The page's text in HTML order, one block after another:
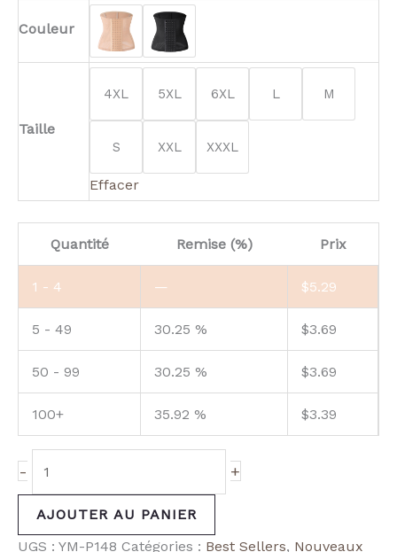
Couleur
Taille
4XL 5XL 6XL L M
S XXL XXXL
Effacer
Quantité Remise (%) Prix
1 - 4 — $5.29
5 - 49 30.25 % $3.69
50 - 99 30.25 % $3.69
100+ 35.92 % $3.39
- +
AJOUTER AU PANIER
UGS : YM-P148 Catégories : Best Sellers, Nouveaux